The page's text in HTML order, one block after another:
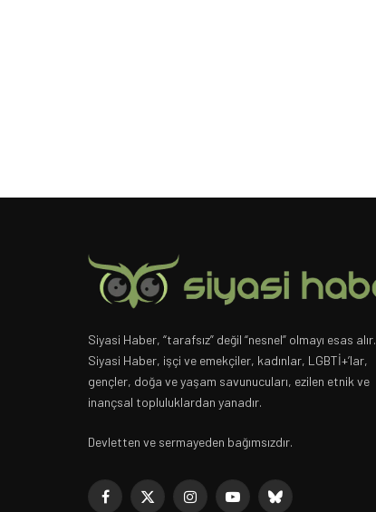
Siyasi Haber, “tarafsız” değil “nesnel” olmayı esas alır.
Siyasi Haber, işçi ve emekçiler, kadınlar, LGBTİ+’lar,
gençler, doğa ve yaşam savunucuları, ezilen etnik ve
inançsal topluluklardan yanadır.
Devletten ve sermayeden bağımsızdır.
Facebook
X InstagramYouTubeBluesky